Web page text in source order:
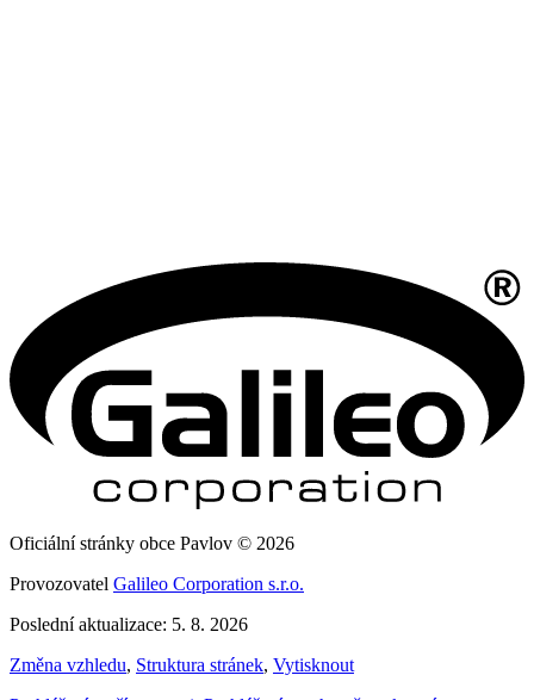
Oficiální stránky obce Pavlov © 2026
Provozovatel Galileo Corporation s.r.o.
Poslední aktualizace: 5. 8. 2026
Změna vzhledu, Struktura stránek, Vytisknout